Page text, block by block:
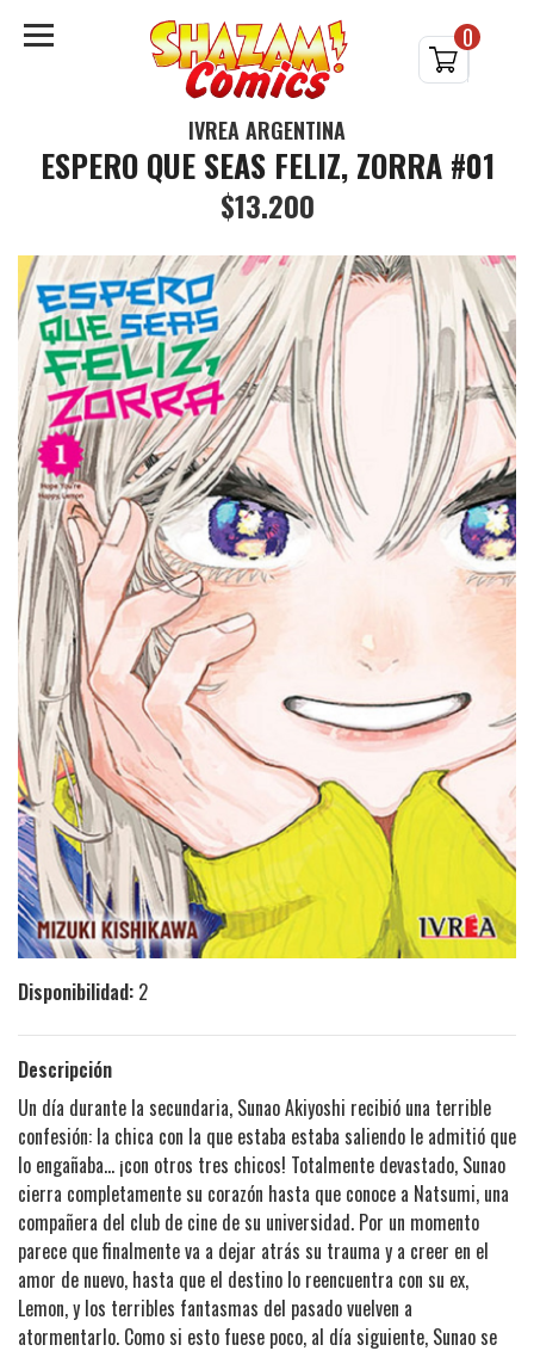
0
IVREA ARGENTINA
ESPERO QUE SEAS FELIZ, ZORRA #01
$13.200
Disponibilidad: 2
Descripción
Un día durante la secundaria, Sunao Akiyoshi recibió una terrible
confesión: la chica con la que estaba estaba saliendo le admitió que
lo engañaba… ¡con otros tres chicos! Totalmente devastado, Sunao
cierra completamente su corazón hasta que conoce a Natsumi, una
compañera del club de cine de su universidad. Por un momento
parece que finalmente va a dejar atrás su trauma y a creer en el
amor de nuevo, hasta que el destino lo reencuentra con su ex,
Lemon, y los terribles fantasmas del pasado vuelven a
atormentarlo. Como si esto fuese poco, al día siguiente, Sunao se